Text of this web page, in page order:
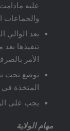
عليه
والجماعات
يعد الوالي
تنفيذها
الأمر
توضع تحت
المتخذة في
يجب على
مهام الولاية